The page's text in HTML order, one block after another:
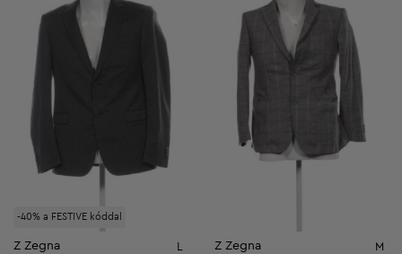
-40% a FESTIVE kóddal
Z Zegna Z Zegna M